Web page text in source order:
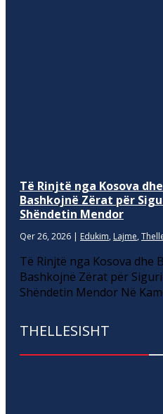
Të Rinjtë nga Kosova
Bashkojnë Zërat për
Shëndetin Mendor
Qer 26, 2026 | Edukim, Lajme,
Të Rinjtë nga Kosova dhe
Bashkojnë Zërat për
Shëndetin Mendor Në
THELLESISHT